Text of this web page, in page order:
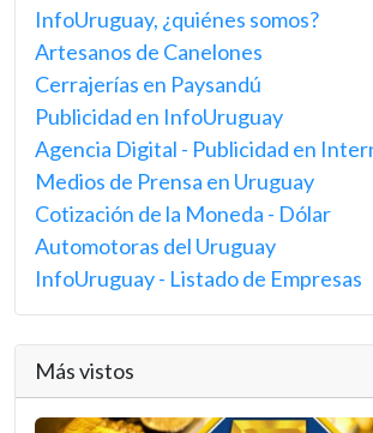
InfoUruguay, ¿quiénes somos?
Artesanos de Canelones
Cerrajerías en Paysandú
Publicidad en InfoUruguay
Agencia Digital - Publicidad en
Medios de Prensa en Uruguay
Cotización de la Moneda - Dólar
Automotoras del Uruguay
InfoUruguay - Listado de Empresas
Más vistos